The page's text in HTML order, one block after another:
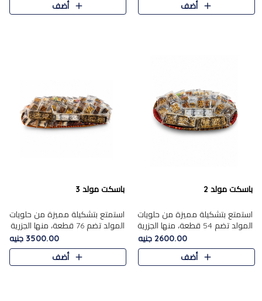
أضف
أضف
باسكت مولد 2
استمتع بتشكيلة مميزة من حلويات
المولد تضم 54 قطعة، منها الجزرية
بالفول والبندق، علي بابا بالمكسرات،
ا.....
2600.00 جنيه
أضف
باسكت مولد 3
استمتع بتشكيلة مميزة من حلويات
المولد تضم 76 قطعة، منها الجزرية
بالفول والبندق، علي باب........
3500.00 جنيه
أضف